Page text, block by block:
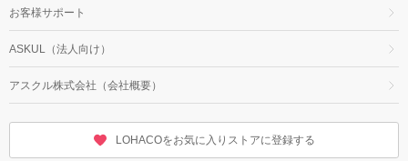
お客様サポート
ASKUL（法人向け）
アスクル株式会社（会社概要）
LOHACOをお気に入りストアに登録する